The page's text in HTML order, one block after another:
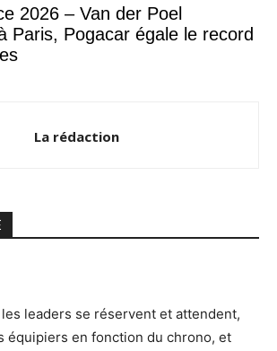
2026 – Van der Poel
Paris, Pogacar égale le record
La rédaction
leaders se réservent et attendent,
équipiers en fonction du chrono, et